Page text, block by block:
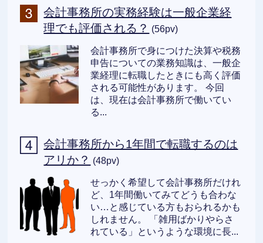
会計事務所の実務経験は一般企業経
理でも評価される？ (56pv)
会計事務所で身につけた決算や税務
申告についての業務知識は、一般企
業経理に転職したときにも高く評価
される可能性があります。 今回
は、現在は会計事務所で働いてい
る...
会計事務所から1年間で転職するのは
アリか？ (48pv)
せっかく希望して会計事務所だけれ
ど、1年間働いてみてどうも合わな
い…と感じている方もおられるかも
しれません。 「雑用ばかりやらさ
れている」というような環境に長...